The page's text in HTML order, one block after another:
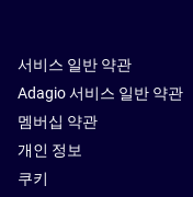
서비스 일반 약관
Adagio 서비스 일반 약관
멤버십 약관
개인 정보
쿠키